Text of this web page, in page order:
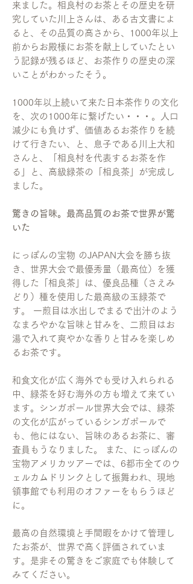
来ました。相良村のお茶とその歴史を研
究していた川上さんは、ある古文書によ
ると、その品質の高さから、1000年以上
前からお殿様にお茶を献上していたとい
う記録が残るほど、お茶作りの歴史の深
いことがわかったそう。
1000年以上続いて来た日本茶作りの文化
を、次の1000年に繋げたい・・・。人口
減少にも負けず、価値あるお茶作りを続
けて行きたい、と、息子である川上大和
さんと、「相良村を代表するお茶を作
る」と、高級緑茶の「相良茶」が完成し
ました。
驚きの旨味。最高品質のお茶で世界が驚
いた
にっぽんの宝物 のJAPAN大会を勝ち抜
き、世界大会で最優秀量（最高位）を獲
得した「相良茶」は、優良品種（さえみ
どり）種を使用した最高級の玉緑茶で
す。 一煎目は水出しでまるで出汁のよう
なまろやかな旨味と甘みを、二煎目はお
湯で入れて爽やかな香りと甘みを楽しめ
るお茶です。
和食文化が広く海外でも受け入れられる
中、緑茶を好む海外の方も増えて来てい
ます。シンガポール世界大会では、緑茶
の文化が広がっているシンガポールで
も、他にはない、旨味のあるお茶に、審
査員もうなりました。 また、にっぽんの
宝物アメリカツアーでは、6都市全てのウ
ェルカムドリンクとして振舞われ、現地
領事館でも利用のオファーをもらうほど
に。
最高の自然環境と手間暇をかけて管理し
たお茶が、世界で高く評価されていま
す。是非その驚きをご家庭でも体験して
みてください。